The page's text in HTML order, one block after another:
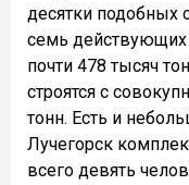
десятки подобных
семь
почти 478 тысяч
строятся с
тонн. Есть и
Лучегорск
всего девять